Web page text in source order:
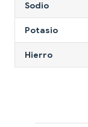
Sodio
Potasio
Hierro